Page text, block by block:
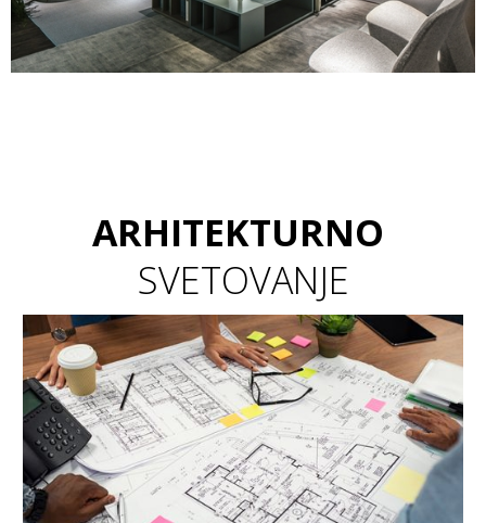
ARHITEKTURNO
SVETOVANJE